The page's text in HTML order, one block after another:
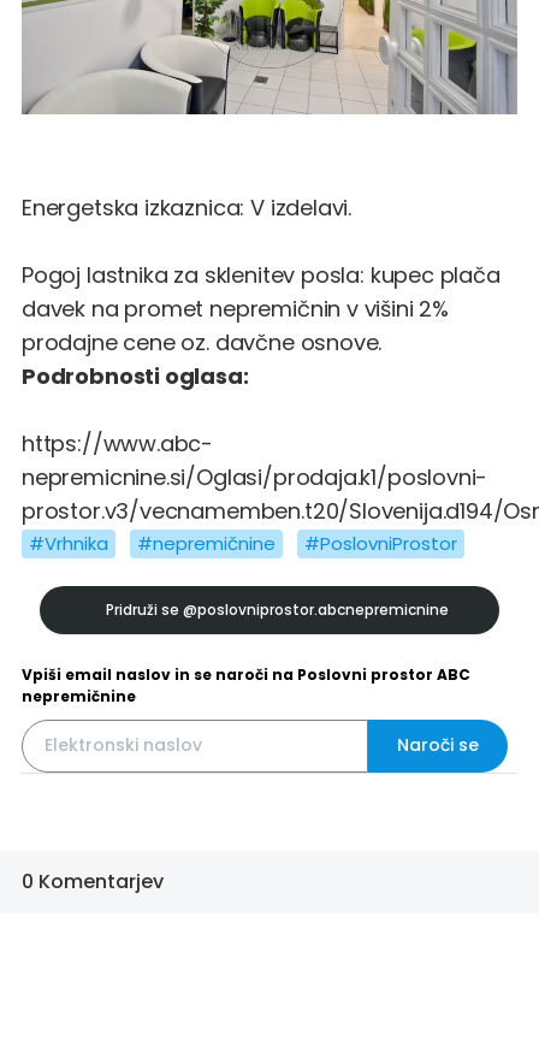
Energetska izkaznica: V izdelavi.
Pogoj lastnika za sklenitev posla: kupec plača
davek na promet nepremičnin v višini 2%
prodajne cene oz. davčne osnove.
Podrobnosti oglasa:
https://www.abc-
nepremicnine.si/Oglasi/prodaja.k1/poslovni-
prostor.v3/vecnamemben.t20/Slovenija.d194/
#Vrhnika #nepremičnine #PoslovniProstor
Pridruži se @poslovniprostor.abcnepremicnine
Vpiši email naslov in se naroči na Poslovni prostor ABC
nepremičnine
Naroči se
0 Komentarjev